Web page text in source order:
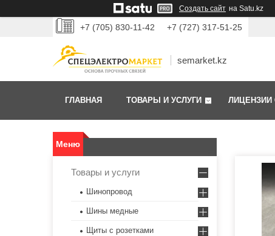
Создать сайт на Satu.kz
+7 (705) 830-11-42 +7 (727) 317-51-25
semarket.kz
ГЛАВНАЯ ТОВАРЫ И УСЛУГИ ЛИЦЕНЗИИ
Товары и услуги
Шинопровод
Шины медные
Щиты с розетками